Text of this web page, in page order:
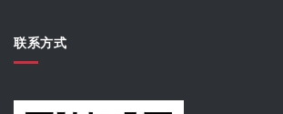
联系方式